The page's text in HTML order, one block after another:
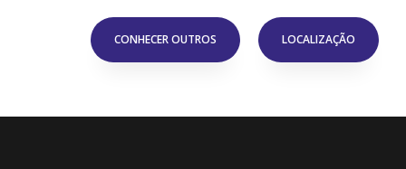
CONHECER OUTROS LOCALIZAÇÃO